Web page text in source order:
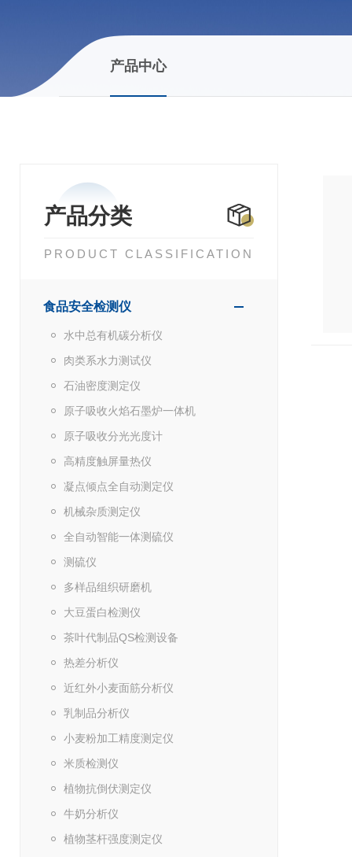
产品中心
产品分类
PRODUCT CLASSIFICATION
食品安全检测仪
水中总有机碳分析仪
肉类系水力测试仪
石油密度测定仪
原子吸收火焰石墨炉一体机
原子吸收分光光度计
高精度触屏量热仪
凝点倾点全自动测定仪
机械杂质测定仪
全自动智能一体测硫仪
测硫仪
多样品组织研磨机
大豆蛋白检测仪
茶叶代制品QS检测设备
热差分析仪
近红外小麦面筋分析仪
乳制品分析仪
小麦粉加工精度测定仪
米质检测仪
植物抗倒伏测定仪
牛奶分析仪
植物茎杆强度测定仪